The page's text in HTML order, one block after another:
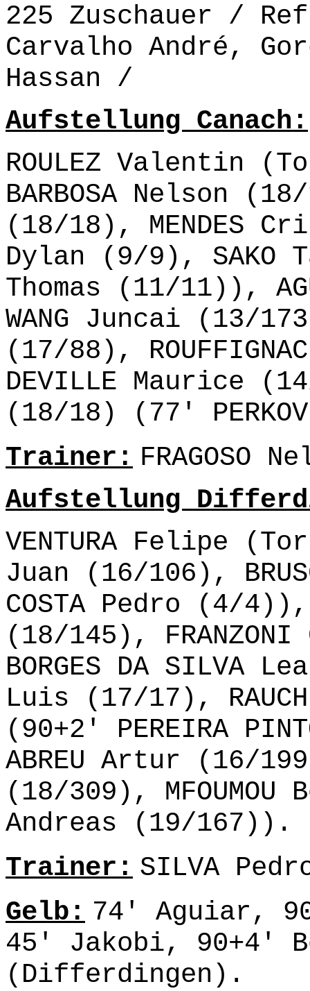
225 Zuschauer /
Carvalho André,
Hassan /
Aufstellung Canach:
ROULEZ Valentin
BARBOSA Nelson
(18/18), MENDES
Dylan (9/9), SAKO
Thomas (11/11)),
WANG Juncai (13/
(17/88),
DEVILLE Maurice
(18/18) (77'
Trainer: FRAGOSO
Aufstellung
VENTURA Felipe
Juan (16/106),
COSTA Pedro (4/
(18/145),
BORGES DA SILVA
Luis (17/17),
(90+2' PEREIRA
ABREU Artur (16/
(18/309),
Andreas (19/167)).
Trainer: SILVA
Gelb: 74' Aguiar,
45' Jakobi, 90+4'
(Differdingen).